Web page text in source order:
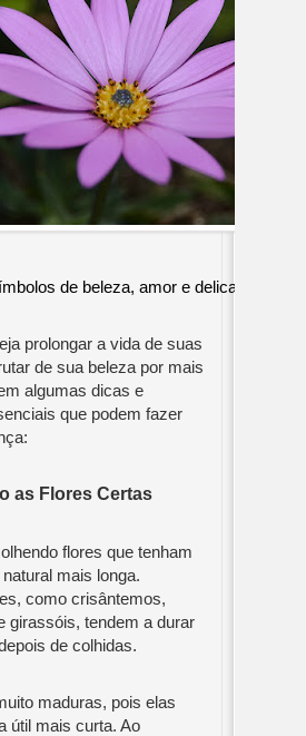
de beleza, amor e delicadeza,
prolongar a vida de suas
de sua beleza por mais
algumas dicas e
que podem fazer
as Flores Certas
flores que tenham
mais longa.
como crisântemos,
girassóis, tendem a durar
de colhidas.
maduras, pois elas
útil mais curta. Ao